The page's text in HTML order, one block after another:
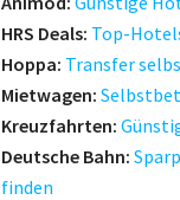
HRS Deals: Top-
Hoppa: Transfer
Mietwagen:
Kreuzfahrten:
Deutsche Bahn:
finden